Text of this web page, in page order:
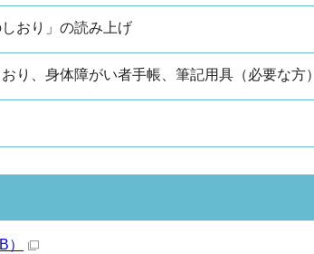
おり」の読み上げ
り、身体障がい者手帳、筆記用具（必要な方）